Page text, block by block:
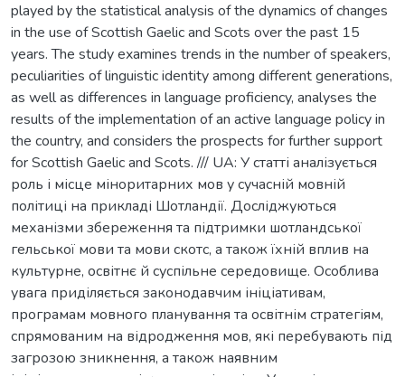
played by the statistical analysis of the dynamics of changes
in the use of Scottish Gaelic and Scots over the past 15
years. The study examines trends in the number of speakers,
peculiarities of linguistic identity among different generations,
as well as differences in language proficiency, analyses the
results of the implementation of an active language policy in
the country, and considers the prospects for further support
for Scottish Gaelic and Scots. /// UA: У статті аналізується
роль і місце міноритарних мов у сучасній мовній
політиці на прикладі Шотландії. Досліджуються
механізми збереження та підтримки шотландської
гельської мови та мови скотс, а також їхній вплив на
культурне, освітнє й суспільне середовище. Особлива
увага приділяється законодавчим ініціативам,
програмам мовного планування та освітнім стратегіям,
спрямованим на відродження мов, які перебувають під
загрозою зникнення, а також наявним